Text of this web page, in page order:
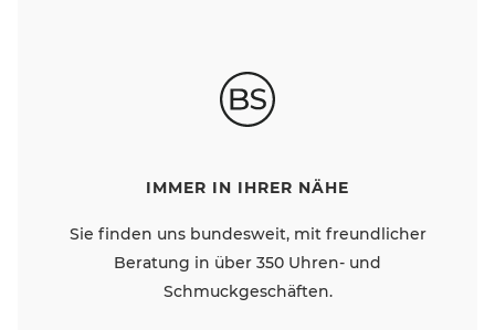
IMMER IN IHRER NÄHE
Sie finden uns bundesweit, mit freundlicher
Beratung in über 350 Uhren- und
Schmuckgeschäften.